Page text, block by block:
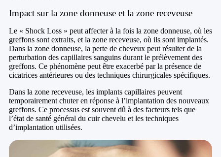
Impact sur la zone donneuse et la zone receveuse
Le « Shock Loss » peut affecter à la fois la zone donneuse, où les
greffons sont extraits, et la zone receveuse, où ils sont implantés.
Dans la zone donneuse, la perte de cheveux peut résulter de la
perturbation des capillaires sanguins durant le prélèvement des
greffons. Ce phénomène peut être exacerbé par la présence de
cicatrices antérieures ou des techniques chirurgicales spécifiques.
Dans la zone receveuse, les implants capillaires peuvent
temporairement chuter en réponse à l’implantation des nouveaux
greffons. Ce processus est souvent dû à des facteurs tels que
l’état de santé général du cuir chevelu et les techniques
d’implantation utilisées.